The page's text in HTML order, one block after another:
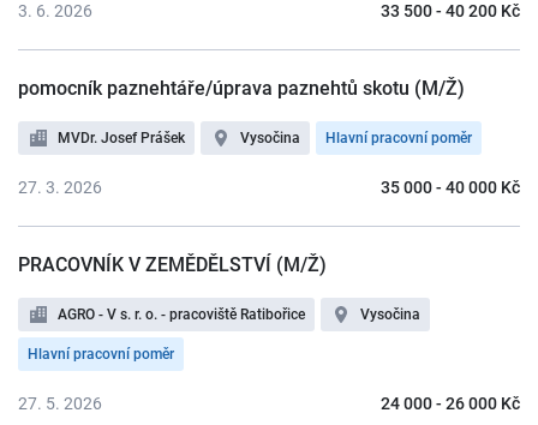
33 500 - 40 200 Kč
3. 6. 2026
pomocník paznehtáře/úprava paznehtů skotu (M/Ž)
MVDr. Josef Prášek Vysočina Hlavní pracovní poměr
35 000 - 40 000 Kč
27. 3. 2026
PRACOVNÍK V ZEMĚDĚLSTVÍ (M/Ž)
AGRO - V s. r. o. - pracoviště Ratibořice Vysočina
Hlavní pracovní poměr
24 000 - 26 000 Kč
27. 5. 2026